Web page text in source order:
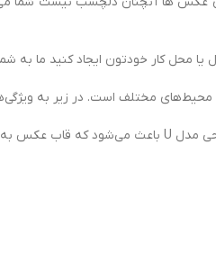
محل کار خودتون ایجاد کنید ما
مختلف است. در زیر به